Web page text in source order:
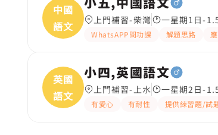
中國
語文
上門補習-柴灣 一星期1日-
WhatsAPP問功課 解題思路
英國
語文
小四,英國語文
上門補習-上水 一星期2日-
有愛心 有耐性 提供練習題/試